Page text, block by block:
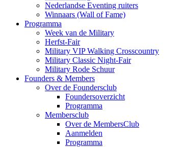
Nederlandse Eventing ruiters
Winnaars (Wall of Fame)
Programma
Week van de Military
Herfst-Fair
Military VIP Walking Crosscountry
Military Classic Night-Fair
Military Rode Schuur
Founders & Members
Over de Foundersclub
Foundersoverzicht
Programma
Membersclub
Over de MembersClub
Aanmelden
Programma